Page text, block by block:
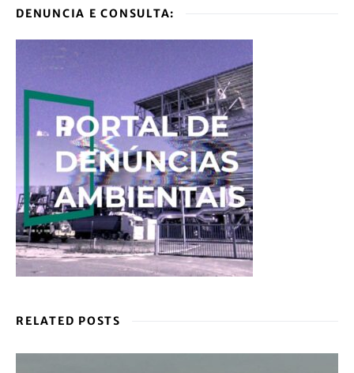
DENUNCIA E CONSULTA:
RELATED POSTS